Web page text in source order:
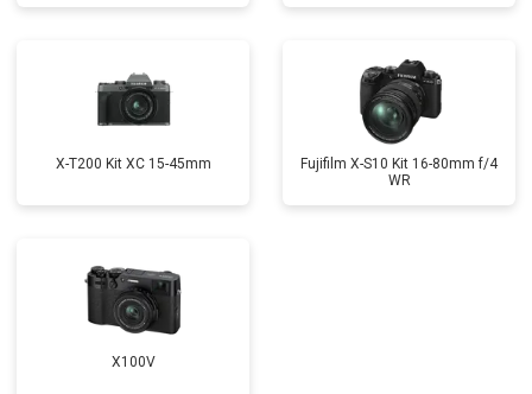
X-T200 Kit XC 15-45mm
Fujifilm X-S10 Kit 16-80mm f/4
WR
X100V